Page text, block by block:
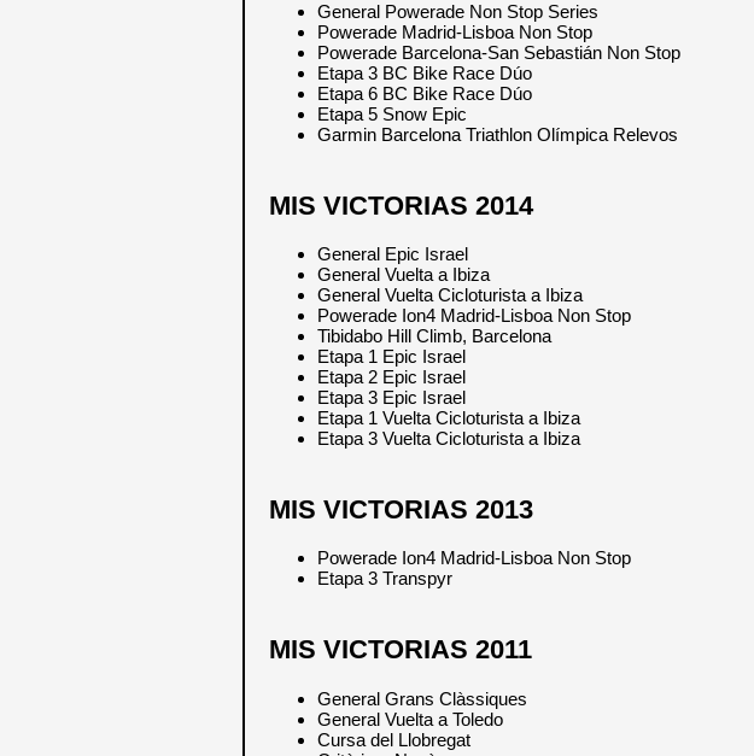
General Powerade Non Stop Series
Powerade Madrid-Lisboa Non Stop
Powerade Barcelona-San Sebastián Non Stop
Etapa 3 BC Bike Race Dúo
Etapa 6 BC Bike Race Dúo
Etapa 5 Snow Epic
Garmin Barcelona Triathlon Olímpica Relevos
MIS VICTORIAS 2014
General Epic Israel
General Vuelta a Ibiza
General Vuelta Cicloturista a Ibiza
Powerade Ion4 Madrid-Lisboa Non Stop
Tibidabo Hill Climb, Barcelona
Etapa 1 Epic Israel
Etapa 2 Epic Israel
Etapa 3 Epic Israel
Etapa 1 Vuelta Cicloturista a Ibiza
Etapa 3 Vuelta Cicloturista a Ibiza
MIS VICTORIAS 2013
Powerade Ion4 Madrid-Lisboa Non Stop
Etapa 3 Transpyr
MIS VICTORIAS 2011
General Grans Clàssiques
General Vuelta a Toledo
Cursa del Llobregat